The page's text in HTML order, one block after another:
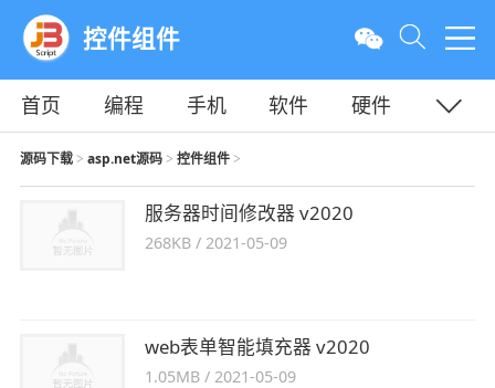
控件组件
首页 编程 手机 软件
硬件
教程
平面 服务器
源码下载> asp.net源码> 控件组件>
服务器时间修改器 v2020
268KB /2021-05-09
web表单智能填充器 v2020
1.05MB / 2021-05-09